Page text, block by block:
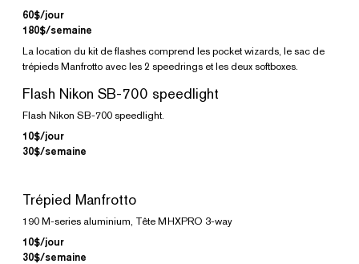
60$/jour
180$/semaine
La location du kit de flashes comprend les pocket wizards, le sac de
trépieds Manfrotto avec les 2 speedrings et les deux softboxes.
Flash Nikon SB-700 speedlight
Flash Nikon SB-700 speedlight.
10$/jour
30$/semaine
Trépied Manfrotto
190 M-series aluminium, Tête MHXPRO 3-way
10$/jour
30$/semaine